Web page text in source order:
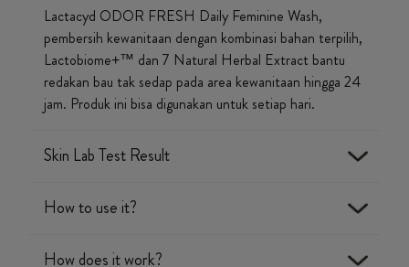
Lactacyd ODOR FRESH Daily Feminine Wash,
pembersih kewanitaan dengan kombinasi bahan terpilih,
Lactobiome+™ dan 7 Natural Herbal Extract bantu
redakan bau tak sedap pada area kewanitaan hingga 24
jam. Produk ini bisa digunakan untuk setiap hari.
Skin Lab Test Result
Lactacyd teruji secara klinis**:
pH kulit tetap stabil*
How to use it?
How does it work?